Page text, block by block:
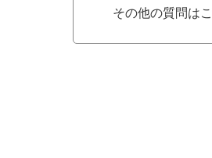
その他の質問は